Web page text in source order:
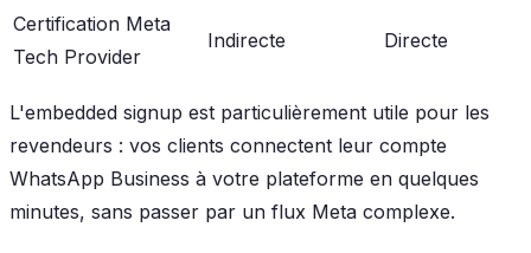
Certification Meta
Tech Provider
Indirecte Directe
L'embedded signup est particulièrement utile pour les
revendeurs : vos clients connectent leur compte
WhatsApp Business à votre plateforme en quelques
minutes, sans passer par un flux Meta complexe.